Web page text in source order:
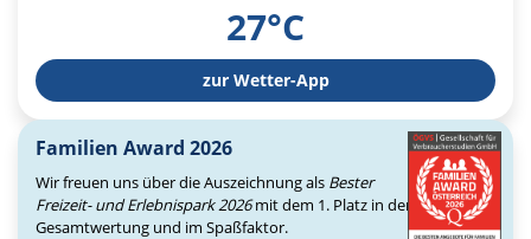
27°C
zur Wetter-App
Familien Award 2026
Wir freuen uns über die Auszeichnung als Bester
Freizeit- und Erlebnispark 2026mit dem 1. Platz in der
Gesamtwertung und im Spaßfaktor.